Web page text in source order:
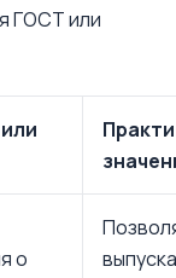
ГОСТ или
о